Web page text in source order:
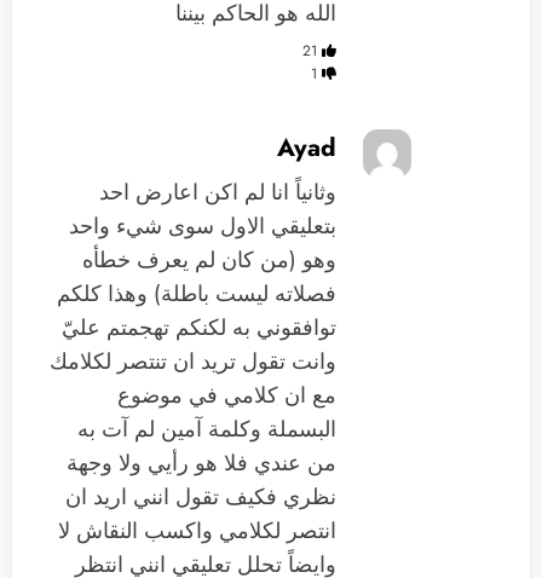
الله هو الحاكم بيننا
21
1
Ayad
وثانياً انا لم اكن اعارض احد
بتعليقي الاول سوى شيء واحد
وهو (من كان لم يعرف خطأه
فصلاته ليست باطلة) وهذا كلكم
توافقوني به لكنكم تهجمتم عليّ
وانت تقول تريد ان تنتصر لكلامك
مع ان كلامي في موضوع
البسملة وكلمة آمين لم آت به
من عندي فلا هو رأيي ولا وجهة
نظري فكيف تقول انني اريد ان
انتصر لكلامي واكسب النقاش لا
وايضاً تحلل تعليقي انني انتظر